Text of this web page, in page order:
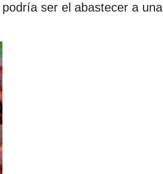
ser el abastecer a una